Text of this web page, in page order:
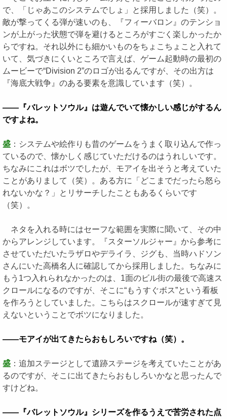
で、「じゃあこのシステムでしょ」と採用しました（笑）。
敵が撃ってくる弾が速いのも、『フィーバロン』のテンショ
ンが上がった状態で弾を避けるところがすごく楽しかったか
らですね。それ以外にも細かいものをちょこちょこと入れて
いて、気づきにくいところで言えば、ゲーム起動時の最初の
ムービーで“Division 2”のロゴが出るんですが、その出方は
『海底大戦争』のある要素を意識しています（笑）。
――『バレットソウル』は遊んでいて懐かしい感じがするん
ですよね。
盛 ：システムや絵作りも昔のゲームをうまく取り込んで作っ
ているので、懐かしく感じていただけるのはうれしいです。
ちなみにこれはボツでしたが、モアイを出そうと考えていた
ことがありまして（笑）。ある方に「どこまでだったら怒ら
れないかな？」とリサーチしたこともあるくらいです
（笑）。
ネタを入れる時にはセーフな範囲を実際に聞いて、その中
からアレンジしています。『スターソルジャー』から参考に
させていただいたラザロやデライラ、ジグも、当時ハドソン
さんにいた高橋名人に確認してから採用しました。ちなみに
もう1つ入れられなかったのは、1面のビル街の最後で高速ス
クロールになるのですが、そこに“もうすぐボス”という看板
を作ろうとしていました。こちらはスクロールが速すぎて見
えないということでボツになりました。
――モアイが出てきたらおもしろいですね（笑）。
盛 ：追加ステージとして遺跡ステージを考えていたことがあ
るのですが、そこに出てきたらおもしろいかなと思ったんで
すけどね。
――『バレットソウル』シリーズを作るうえで苦労された点